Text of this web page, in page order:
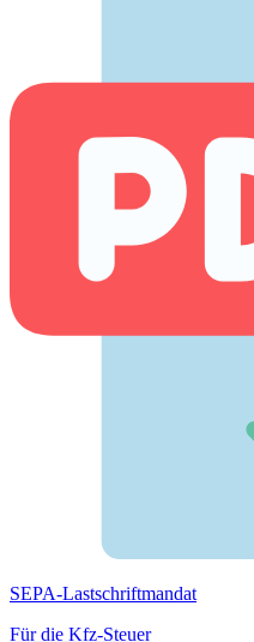
SEPA-Lastschriftmandat
Für die Kfz-Steuer